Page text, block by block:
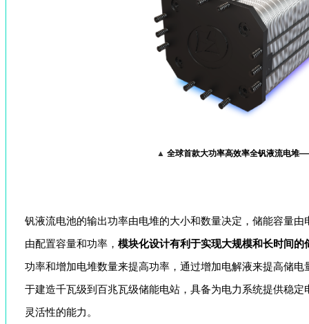
▲ 全球首款大功率高效率全钒液流电堆
钒液流电池的输出功率由电堆的大小和数量决定，储能容量
由配置容量和功率， 模块化设计有利于实现大规模和长时间的
功率和增加电堆数量来提高功率，通过增加电解液来提高储
于建造千瓦级到百兆瓦级储能电站，具备为电力系统提供稳
灵活性的能力。